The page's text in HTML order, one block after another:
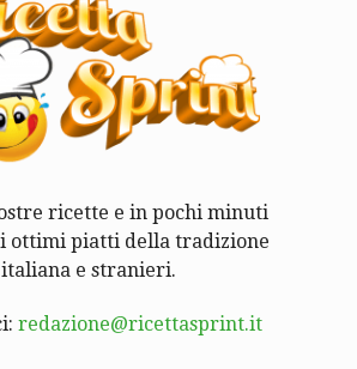
ricette e in pochi minuti
ottimi piatti della tradizione
italiana e stranieri.
redazione@ricettasprint.it